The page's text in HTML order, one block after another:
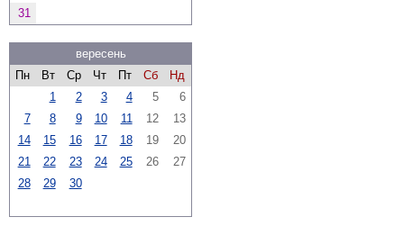
31
вересень
Пн
Вт Ср Чт Пт Сб
Нд
1
2 3 4 5
6
7
8 9 10 11 12
13
14
15 16 17 18 19
20
21
22 23 24 25 26
27
28
29 30